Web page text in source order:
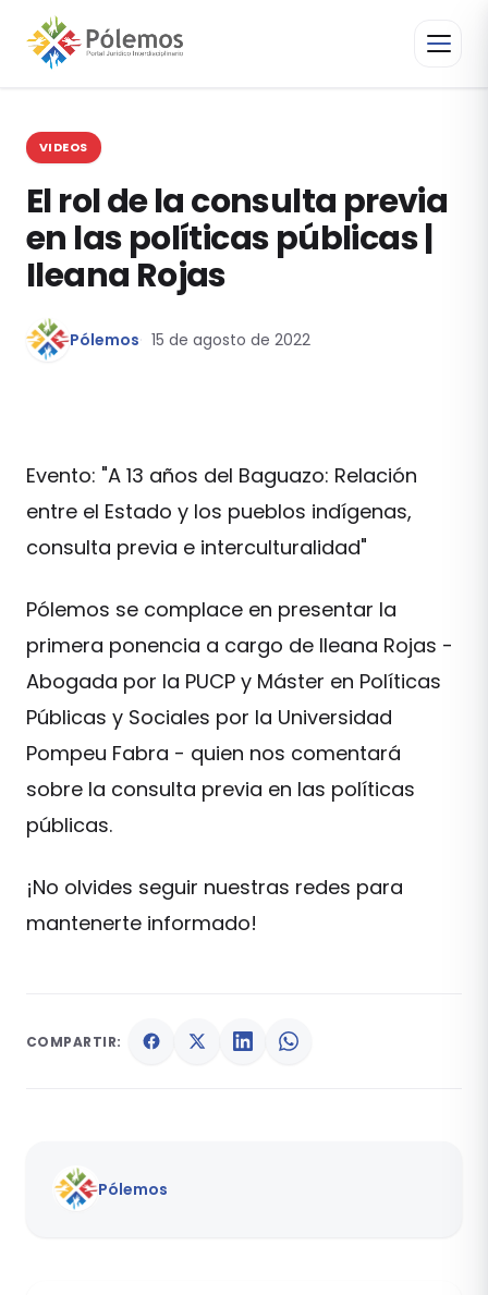
VIDEOS
El rol de la consulta previa
en las políticas públicas |
Ileana Rojas
Pólemos 15 de agosto de 2022
Evento: "A 13 años del Baguazo: Relación
entre el Estado y los pueblos indígenas,
consulta previa e interculturalidad"
Pólemos se complace en presentar la
primera ponencia a cargo de Ileana Rojas -
Abogada por la PUCP y Máster en Políticas
Públicas y Sociales por la Universidad
Pompeu Fabra - quien nos comentará
sobre la consulta previa en las políticas
públicas.
¡No olvides seguir nuestras redes para
mantenerte informado!
COMPARTIR:
Pólemos